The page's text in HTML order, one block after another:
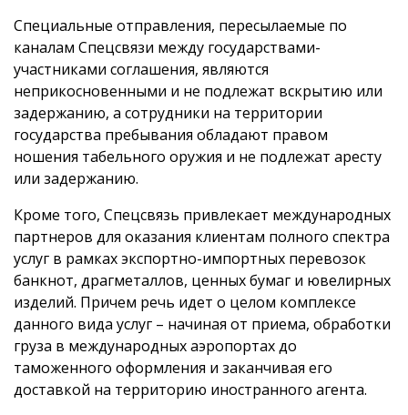
Специальные отправления, пересылаемые по
каналам Спецсвязи между государствами-
участниками соглашения, являются
неприкосновенными и не подлежат вскрытию или
задержанию, а сотрудники на территории
государства пребывания обладают правом
ношения табельного оружия и не подлежат аресту
или задержанию.
Кроме того, Спецсвязь привлекает международных
партнеров для оказания клиентам полного спектра
услуг в рамках экспортно-импортных перевозок
банкнот, драгметаллов, ценных бумаг и ювелирных
изделий. Причем речь идет о целом комплексе
данного вида услуг – начиная от приема, обработки
груза в международных аэропортах до
таможенного оформления и заканчивая его
доставкой на территорию иностранного агента.